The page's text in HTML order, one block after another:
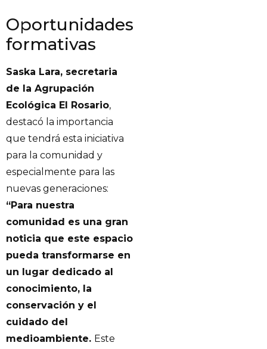
Oportunidades
formativas
Saska Lara, secretaria
de la Agrupación
Ecológica El Rosario,
destacó la importancia
que tendrá esta iniciativa
para la comunidad y
especialmente para las
nuevas generaciones:
“Para nuestra
comunidad es una gran
noticia que este espacio
pueda transformarse en
un lugar dedicado al
conocimiento, la
conservación y el
cuidado del
medioambiente. Este